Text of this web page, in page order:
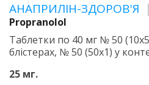
АНАПРИЛІН-ЗДОРОВ'Я
Propranolol
Таблетки по 40 мг № 50
блістерах, № 50 (50х1) у
25 мг.